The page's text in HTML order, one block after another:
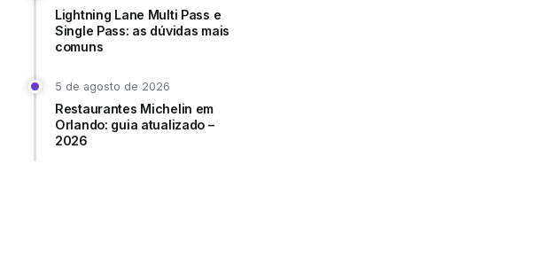
Lightning Lane Multi Pass e
Single Pass: as dúvidas mais
comuns
5 de agosto de 2026
Restaurantes Michelin em
Orlando: guia atualizado –
2026